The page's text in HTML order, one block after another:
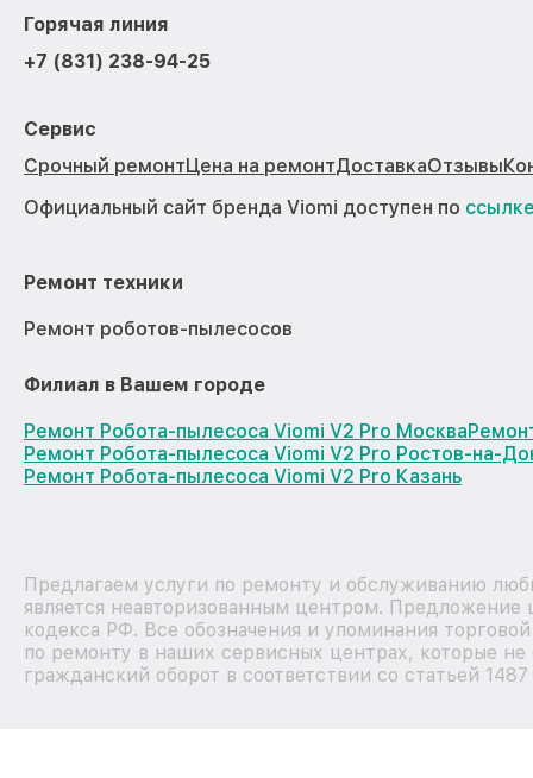
Горячая линия
+7 (831) 238-94-25
Сервис
Срочный ремонтЦена на ремонтДоставкаОтзывы
Официальный сайт бренда Viomi доступен по
Ремонт техники
Ремонт роботов-пылесосов
Филиал в Вашем городе
Ремонт Робота-пылесоса Viomi V2 Pro Москва
Ремонт Робота-пылесоса Viomi V2 Pro Ростов-на-
Ремонт Робота-пылесоса Viomi V2 Pro Казань
Предлагаем услуги по ремонту и обслуживанию
является неавторизованным центром.
кодекса РФ. Все обозначения и упоминания
по ремонту в наших сервисных центрах, которые
гражданский оборот в соответствии со статьей